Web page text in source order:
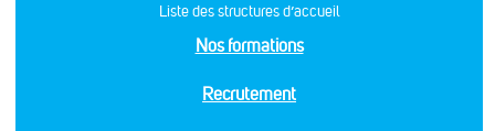
Liste des structures d’accueil
Nos formations
Recrutement